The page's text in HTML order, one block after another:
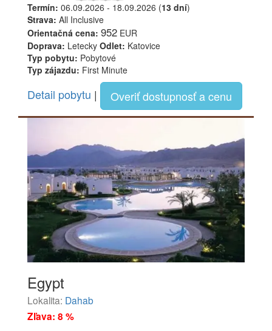
Termín: 06.09.2026 - 18.09.2026 (13 dní)
Strava: All Inclusive
Orientačná cena: 952 EUR
Doprava: Letecky Odlet: Katovice
Typ pobytu: Pobytové
Typ zájazdu: First Minute
Detail pobytu | Overiť dostupnosť a cenu
Egypt
Lokalita: Dahab
Zľava: 8 %